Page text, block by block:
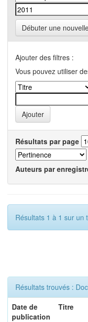
Débuter une
Ajouter des filtres :
Vous pouvez utiliser
Résultats par page
Auteurs par
Résultats 1 à 1 sur un
Résultats trouvés :
Date de
publication
Titre